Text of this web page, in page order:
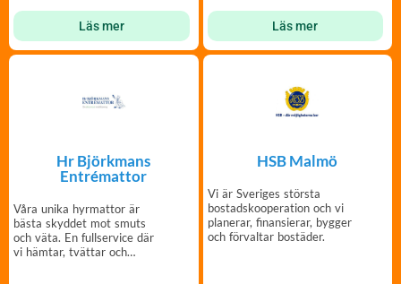
Läs mer Läs mer
Hr Björkmans
Entrémattor
Våra unika hyrmattor är
bästa skyddet mot smuts
och väta. En fullservice där
vi hämtar, tvättar och
HSB Malmö
Vi är Sveriges största
bostadskooperation och vi
planerar, finansierar, bygger
och förvaltar bostäder.